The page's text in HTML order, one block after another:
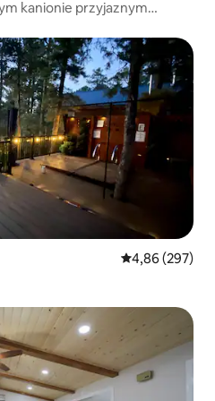
przyjaznym
Średnia
4,86 (297)
Wybór gości